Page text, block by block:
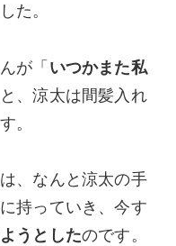
た。
が「 いつかまた私
、涼太は間髪入れ
。
、なんと涼太の手
持っていき、今す
うとしたのです。